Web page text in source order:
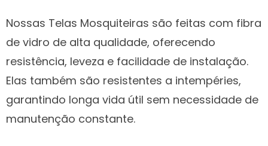
Nossas Telas Mosquiteiras são feitas com fibra
de vidro de alta qualidade, oferecendo
resistência, leveza e facilidade de instalação.
Elas também são resistentes a intempéries,
garantindo longa vida útil sem necessidade de
manutenção constante.